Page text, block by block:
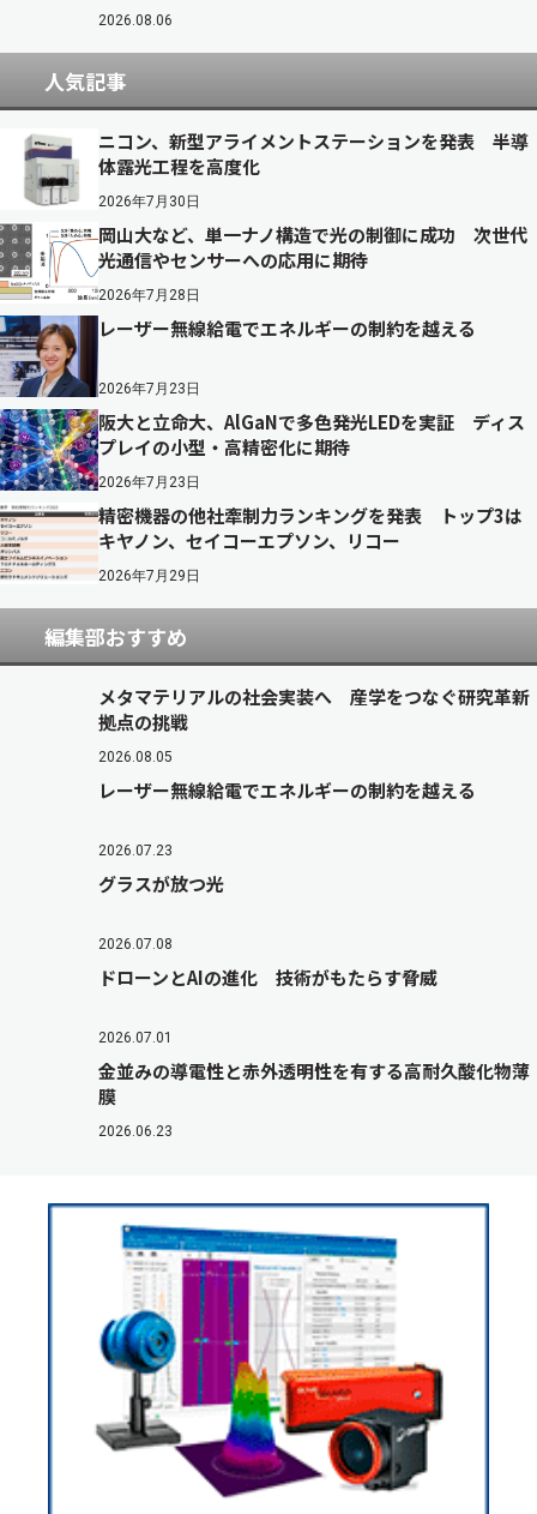
2026.08.06
人気記事
ニコン、新型アライメントステーションを発表 半導
体露光工程を高度化
2026年7月30日
岡山大など、単一ナノ構造で光の制御に成功 次世代
光通信やセンサーへの応用に期待
2026年7月28日
レーザー無線給電でエネルギーの制約を越える
2026年7月23日
阪大と立命大、AlGaNで多色発光LEDを実証 ディス
プレイの小型・高精密化に期待
2026年7月23日
精密機器の他社牽制力ランキングを発表 トップ3は
キヤノン、セイコーエプソン、リコー
2026年7月29日
編集部おすすめ
メタマテリアルの社会実装へ 産学をつなぐ研究革新
拠点の挑戦
2026.08.05
レーザー無線給電でエネルギーの制約を越える
2026.07.23
グラスが放つ光
2026.07.08
ドローンとAIの進化 技術がもたらす脅威
2026.07.01
金並みの導電性と赤外透明性を有する高耐久酸化物薄
膜
2026.06.23